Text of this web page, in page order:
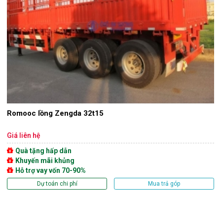
Romooc lồng Zengda 32t15
Giá liên hệ
Quà tặng hấp dẫn
Khuyến mãi khủng
Hỗ trợ vay vốn 70-90%
Dự toán chi phí Mua trả góp